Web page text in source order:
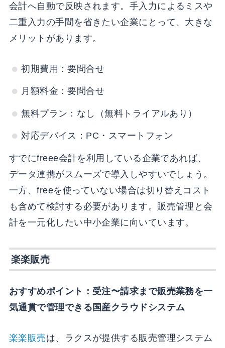
会計へ自動で反映されます。手入力によるミスや
二重入力の手間を省きたい企業にとって、大きな
メリットがあります。
初期費用：要問合せ
月額料金：要問合せ
無料プラン：なし（無料トライアルあり）
対応デバイス：PC・スマートフォン
すでにfreee会計を利用している企業であれば、
データ連携がスムーズで導入しやすいでしょう。
一方、freeを使っていない場合は切り替えコスト
も含めて検討する必要があります。販売管理と会
計を一元化したい中小企業に向いています。
楽楽販売
おすすめポイント：受注〜請求まで販売業務を一
気通貫で管理できる国産クラウドシステム
楽楽販売は、ラクスが提供する販売管理システム